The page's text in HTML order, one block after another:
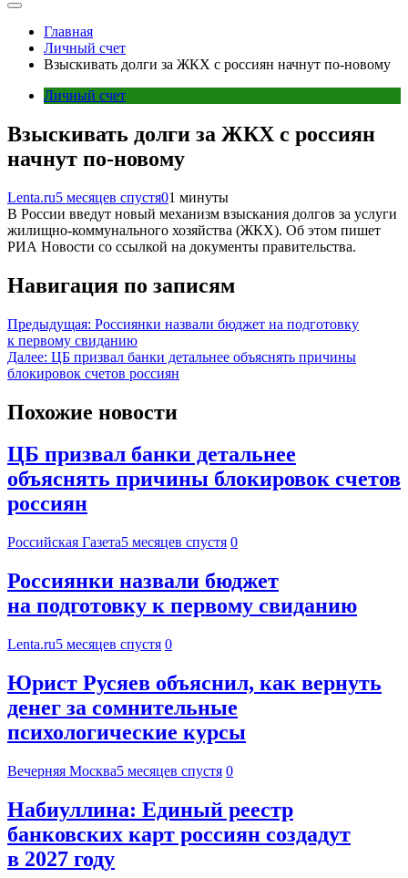
Главная
Личный счет
Взыскивать долги за ЖКХ с россиян начнут по-новому
Личный счет
Взыскивать долги за ЖКХ с россиян
начнут по-новому
Lenta.ru5 месяцев спустя01 минуты
В России введут новый механизм взыскания долгов за услуги
жилищно-коммунального хозяйства (ЖКХ). Об этом пишет
РИА Новости со ссылкой на документы правительства.
Навигация по записям
Предыдущая: Россиянки назвали бюджет на подготовку
к первому свиданию
Далее: ЦБ призвал банки детальнее объяснять причины
блокировок счетов россиян
Похожие новости
ЦБ призвал банки детальнее
объяснять причины блокировок счетов
россиян
Российская Газета5 месяцев спустя 0
Россиянки назвали бюджет
на подготовку к первому свиданию
Lenta.ru5 месяцев спустя 0
Юрист Русяев объяснил, как вернуть
денег за сомнительные
психологические курсы
Вечерняя Москва5 месяцев спустя 0
Набиуллина: Единый реестр
банковских карт россиян создадут
в 2027 году